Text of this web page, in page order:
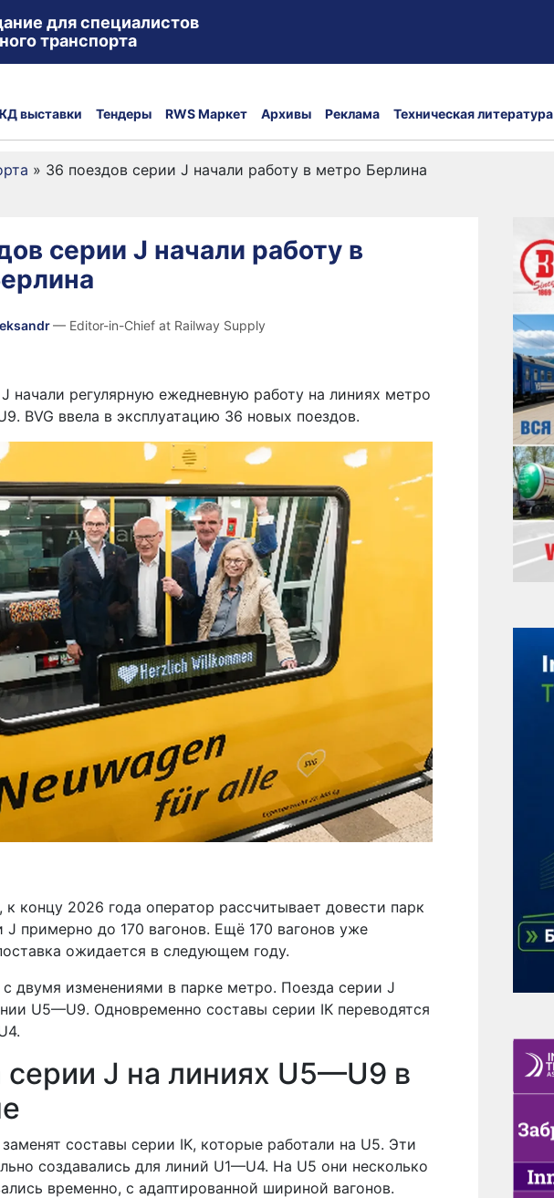
для специалистов
транспорта
выставки Тендеры RWS Маркет Архивы Реклама Техническая литература
» 36 поездов серии J начали работу в метро Берлина
серии J начали работу в
— Editor-in-Chief at Railway Supply
начали регулярную ежедневную работу на линиях метро
BVG ввела в эксплуатацию 36 новых поездов.
, к концу 2026 года оператор рассчитывает довести парк
J примерно до 170 вагонов. Ещё 170 вагонов уже
ожидается в следующем году.
с двумя изменениями в парке метро. Поезда серии J
U5—U9. Одновременно составы серии IK переводятся
серии J на линиях U5—U9 в
составы серии IK, которые работали на U5. Эти
создавались для линий U1—U4. На U5 они несколько
временно, с адаптированной шириной вагонов.